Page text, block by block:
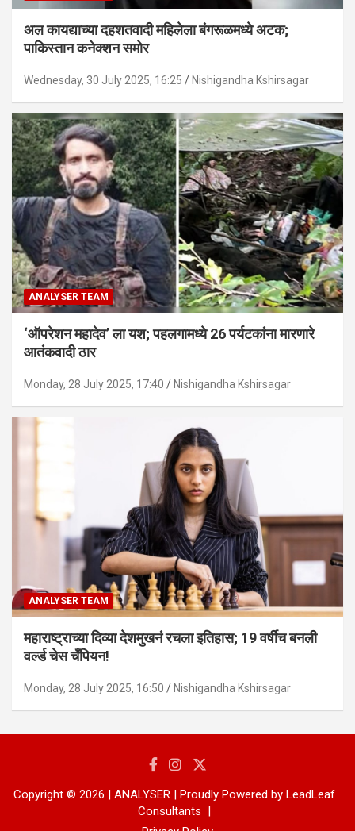
अल कायद्याच्या दहशतवादी महिलेला बंगरूळमध्ये अटक;
पाकिस्तान कनेक्शन समोर
Wednesday, 30 July 2025, 16:25 Nishigandha Kshirsagar
ANALYSER TEAM
‘ऑपरेशन महादेव’ ला यश; पहलगामध्ये 26 पर्यटकांना मारणारे
आतंकवादी ठार
Monday, 28 July 2025, 17:40 Nishigandha Kshirsagar
ANALYSER TEAM
महाराष्ट्राच्या दिव्या देशमुखनं रचला इतिहास; 19 वर्षीच बनली
वर्ल्ड चेस चँपियन!
Monday, 28 July 2025, 16:50 Nishigandha Kshirsagar
Copyright © 2026 | ANALYSER | Proudly Powered by LeadLeaf
Consultants